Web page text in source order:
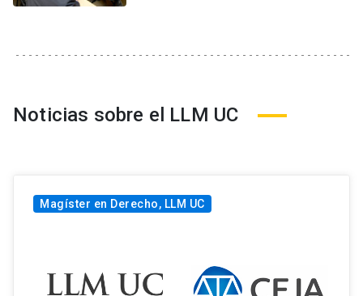
Noticias sobre el LLM UC
Magíster en Derecho, LLM UC